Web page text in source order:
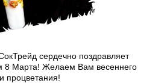
сердечно поздравляет
8 Марта! Желаем Вам весеннего
процветания!